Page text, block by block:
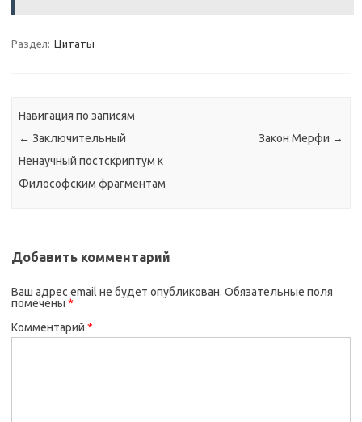
Раздел: Цитаты
Навигация по записям
← Заключительный
Ненаучный постскриптум к
Философским фрагментам
Закон Мерфи →
Добавить комментарий
Ваш адрес email не будет опубликован. Обязательные поля
помечены *
Комментарий *